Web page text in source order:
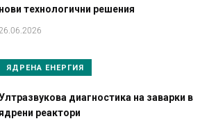
нови технологични решения
ЯДРЕНА ЕНЕРГИЯ
диагностика на заварки в
реактори